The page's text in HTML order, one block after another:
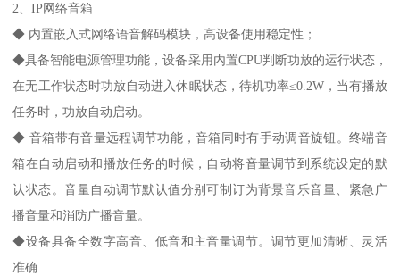
2、IP网络音箱
◆ 内置嵌入式网络语音解码模块，高设备使用稳定性；
◆具备智能电源管理功能，设备采用内置CPU判断功放的运行状态，
在无工作状态时功放自动进入休眠状态，待机功率≤0.2W，当有播放
任务时，功放自动启动。
◆ 音箱带有音量远程调节功能，音箱同时有手动调音旋钮。终端音
箱在自动启动和播放任务的时候，自动将音量调节到系统设定的默
认状态。音量自动调节默认值分别可制订为背景音乐音量、紧急广
播音量和消防广播音量。
◆设备具备全数字高音、低音和主音量调节。调节更加清晰、灵活
准确